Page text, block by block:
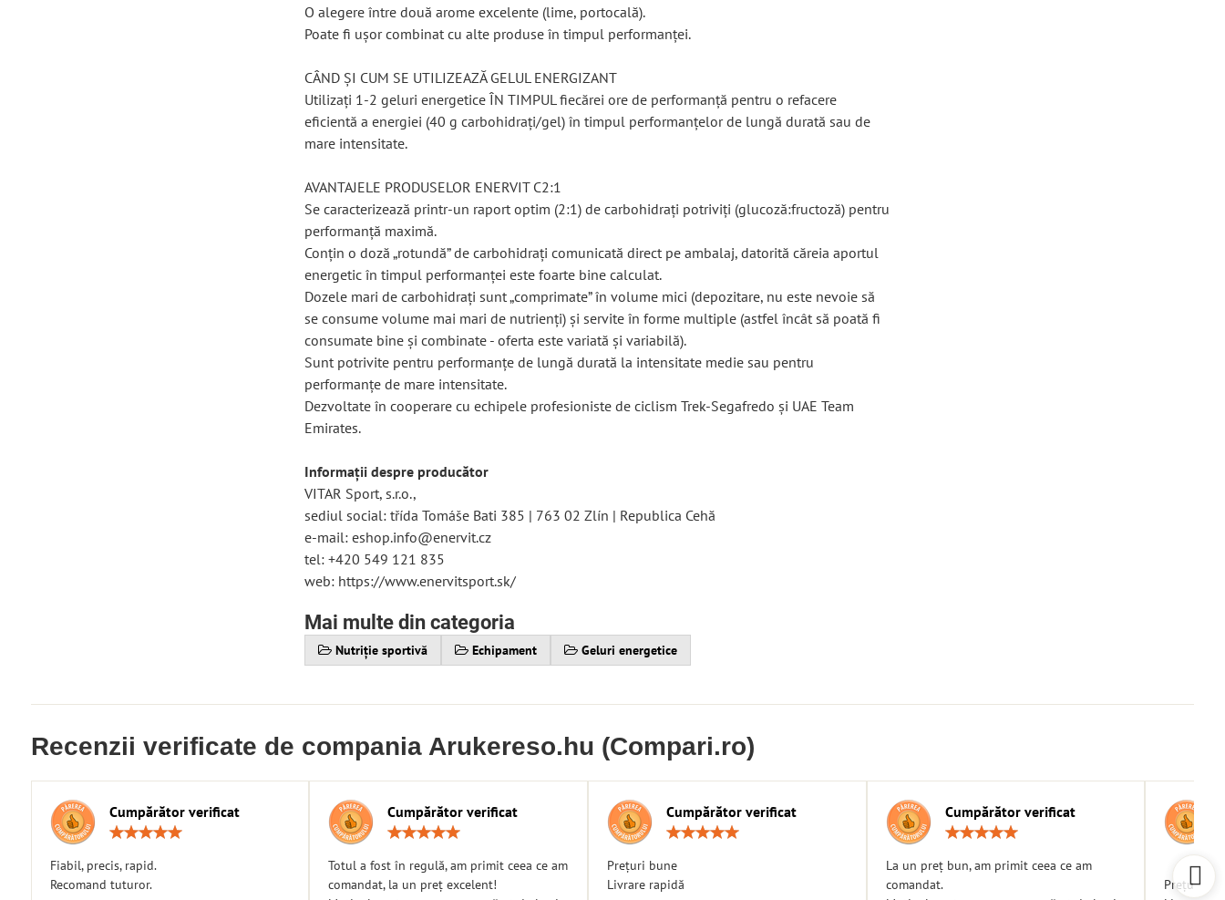
O alegere între două arome excelente (lime, portocală).
Poate fi ușor combinat cu alte produse în timpul performanței.
CÂND ȘI CUM SE UTILIZEAZĂ GELUL ENERGIZANT
Utilizați 1-2 geluri energetice ÎN TIMPUL fiecărei ore de performanță pentru o refacere
eficientă a energiei (40 g carbohidrați/gel) în timpul performanțelor de lungă durată sau de
mare intensitate.
AVANTAJELE PRODUSELOR ENERVIT C2:1
Se caracterizează printr-un raport optim (2:1) de carbohidrați potriviți (glucoză:fructoză) pentru
performanță maximă.
Conțin o doză „rotundă” de carbohidrați comunicată direct pe ambalaj, datorită căreia aportul
energetic în timpul performanței este foarte bine calculat.
Dozele mari de carbohidrați sunt „comprimate” în volume mici (depozitare, nu este nevoie să
se consume volume mai mari de nutrienți) și servite în forme multiple (astfel încât să poată fi
consumate bine și combinate - oferta este variată și variabilă).
Sunt potrivite pentru performanțe de lungă durată la intensitate medie sau pentru
performanțe de mare intensitate.
Dezvoltate în cooperare cu echipele profesioniste de ciclism Trek-Segafredo și UAE Team
Emirates.
Informații despre producător
VITAR Sport, s.r.o.,
sediul social: třída Tomáše Bati 385 | 763 02 Zlín | Republica Cehă
e-mail: eshop.info@enervit.cz
tel: +420 549 121 835
web: https://www.enervitsport.sk/
Mai multe din categoria
Nutriție sportivă Echipament Geluri energetice
Recenzii verificate de compania Arukereso.hu (Compari.ro)
Cumpărător verificat
Fiabil, precis, rapid.
Recomand tuturor.
Cumpărător verificat
/
5
Totul a fost în regulă, am primit ceea ce am
comandat, la un preț excelent!
Cumpărător verificat
Prețuri bune
Livrare rapidă
Cumpărător verificat
/
5
La un preț bun, am primit ceea ce am
comandat.
Prețuri